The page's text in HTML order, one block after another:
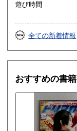
遊び時間
全ての新着情報
おすすめの書籍